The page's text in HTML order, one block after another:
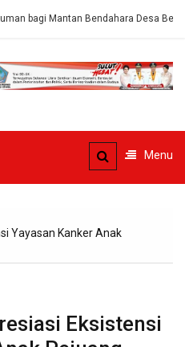
Bendahara Desa Beha
Menu
Yayasan Kanker Anak
Eksistensi